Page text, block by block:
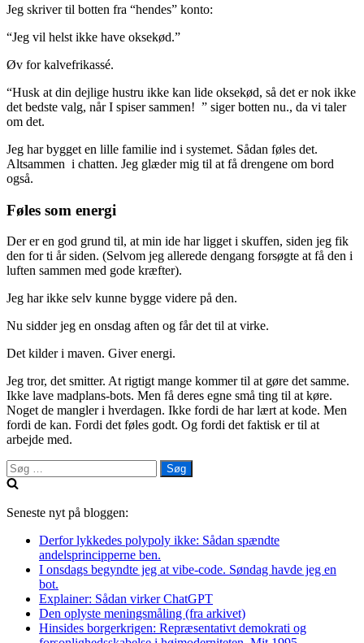
Jeg skriver til botten fra “hendes” konto:
“Jeg vil helst ikke have oksekød.”
Øv for kalvefrikassé.
“Husk at din dejlige hustru ikke kan lide oksekød, så det er nok ikke
det bedste valg, når I spiser sammen! ” siger botten nu., da vi taler
om det.
Jeg har bygget en lille familie ind i systemet. Sådan føles det.
Altsammen i chatten. Jeg glæder mig til at få drengene om bord
også.
Føles som energi
Der er en god grund til, at min ide har ligget i skuffen, siden jeg fik
den for ti år siden. (Selvom jeg allerede dengang forsøgte at få den i
luften sammen med gode kræfter).
Jeg har ikke selv kunne bygge videre på den.
Nu sidder jeg en onsdag aften og får det til at virke.
Det kilder i maven. Giver energi.
Jeg tror, det smitter. At rigtigt mange kommer til at gøre det samme.
Ikke lave madplans-bots. Men få deres egne små ting til at køre.
Noget de mangler i hverdagen. Ikke fordi de har lært at kode. Men
fordi de kan. Fordi det føles godt. Og fordi det faktisk er til at
arbejde med.
Søg
efter:
Seneste nyt på bloggen:
Derfor lykkedes polypoly ikke: Sådan spændte
andelsprincipperne ben.
I onsdags begyndte jeg at vibe-code. Søndag havde jeg en
bot.
Explainer: Sådan virker ChatGPT
Den oplyste meningsmåling (fra arkivet)
Hinsides borgerkrigen: Repræsentativt demokrati og